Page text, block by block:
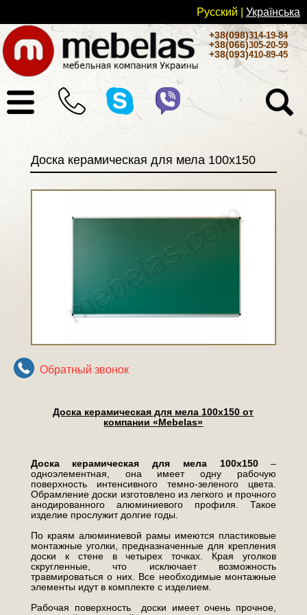
Русский Українськa
+38(098)314-19-84
+38(066)305-20-59
+38(093)410-89-45
Доска керамическая для мела 100х150
Обратный звонок
Доска керамическая для мела 100х150 от
компании «Mebelas»
Доска керамическая для мела 100х150–
одноэлементная, она имеет одну рабочую
поверхность интенсивного темно-зеленого цвета.
Обрамление доски изготовлено из легкого и прочного
анодированного алюминиевого профиля. Такое
изделие прослужит долгие годы.
По краям алюминиевой рамы имеются пластиковые
монтажные уголки, предназначенные для крепления
доски к стене в четырех точках. Края уголков
скругленные, что исключает возможность
травмироваться о них. Все необходимые монтажные
элементы идут в комплекте с изделием.
Рабочая поверхность доски имеет очень прочное,